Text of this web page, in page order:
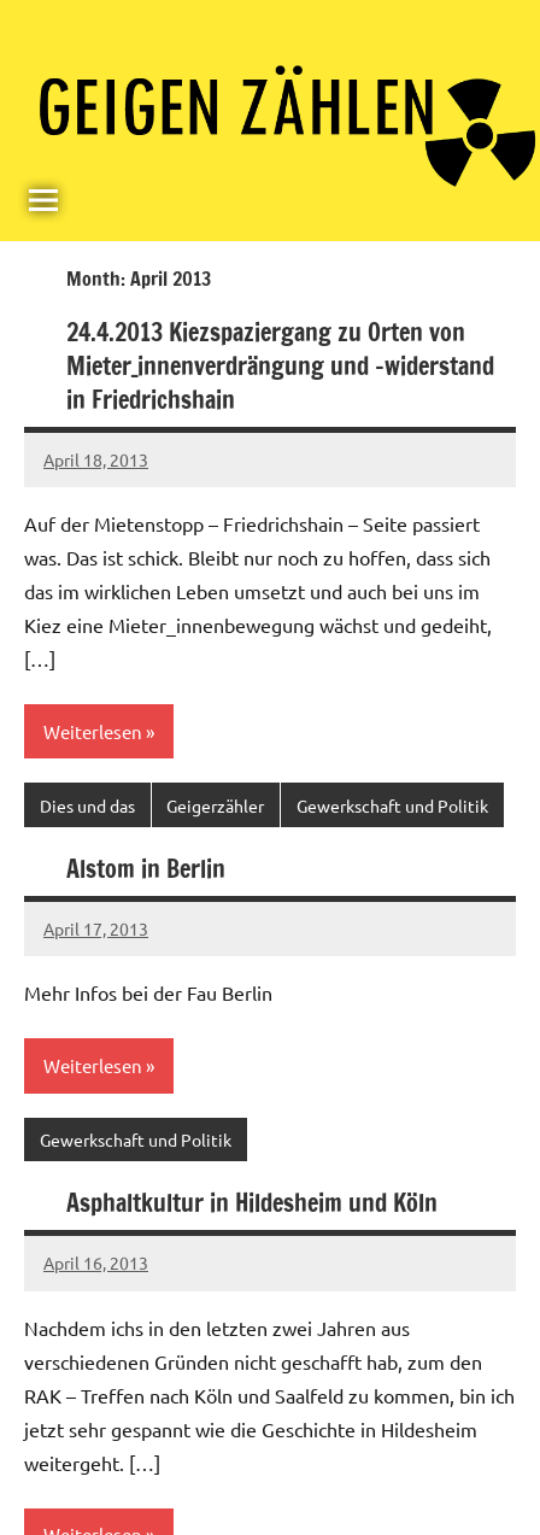
contentGeigerzähler
Month:April 2013
24.4.2013 Kiezspaziergang zu Orten von
Mieter_innenverdrängung und -widerstand
in Friedrichshain
April 18, 2013
Ilja
Auf der Mietenstopp – Friedrichshain – Seite passiert
was. Das ist schick. Bleibt nur noch zu hoffen, dass sich
das im wirklichen Leben umsetzt und auch bei uns im
Kiez eine Mieter_innenbewegung wächst und gedeiht,
[…]
Weiterlesen
Dies und das Geigerzähler Gewerkschaft und Politik
Alstom in Berlin
April 17, 2013
Ilja
Mehr Infos bei der Fau Berlin
Weiterlesen
Gewerkschaft und Politik
Asphaltkultur in Hildesheim und Köln
April 16, 2013
Ilja
Nachdem ichs in den letzten zwei Jahren aus
verschiedenen Gründen nicht geschafft hab, zum den
RAK – Treffen nach Köln und Saalfeld zu kommen, bin ich
jetzt sehr gespannt wie die Geschichte in Hildesheim
weitergeht. […]